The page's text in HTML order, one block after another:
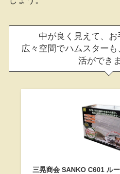
中が良く見えて、お
広々空間でハムスター
活ができ
三晃商会 SANKO C601 ル